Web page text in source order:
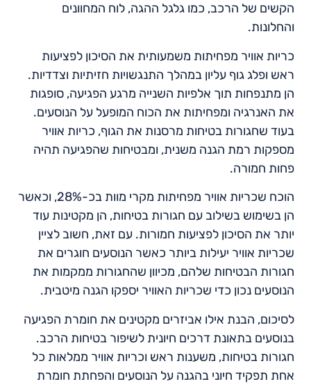
הקשים של הרכב, כמו גלגל ההגה, לוח המחוונים
והחלונות.
כריות אוויר מפחיתות משמעותית את הסיכון לפציעות
ראש ופלג גוף עליון במהלך התנגשויות חזיתיות וצדדיות.
הן מתנפחות תוך אלפיות השנייה מרגע הפגיעה, סופגות
את האנרגיה ומפחיתות את הכוח המופעל על הנוסעים.
בעוד שחגורות בטיחות מרסנות את הגוף, כריות אוויר
מספקות רמת הגנה משנית, ומבטיחות שהפגיעה תהיה
פחות חמורה.
הוכח שכריות אוויר מפחיתות מקרי מוות בכ-28%, וכאשר
הן בשימוש בשילוב עם חגורות בטיחות, הן מקטינות עוד
יותר את הסיכון לפציעות חמורות. עם זאת, חשוב לציין
שכריות אוויר יעילות ביותר כאשר הנוסעים חוגרים את
חגורות הבטיחות שלהם, מכיוון שהחגורות ממקמות את
הנוסעים נכון כדי שכריות האוויר יספקו הגנה מיטבית.
לסיכום, הבנת אילו אביזרים מקטינים את חומרת הפגיעה
בנוסעים בתאונת דרכים חיונית לשיפור בטיחות הרכב.
חגורות בטיחות, משענות ראש וכריות אוויר ממלאות כל
אחת תפקיד חיוני בהגנה על הנוסעים והפחתת חומרת